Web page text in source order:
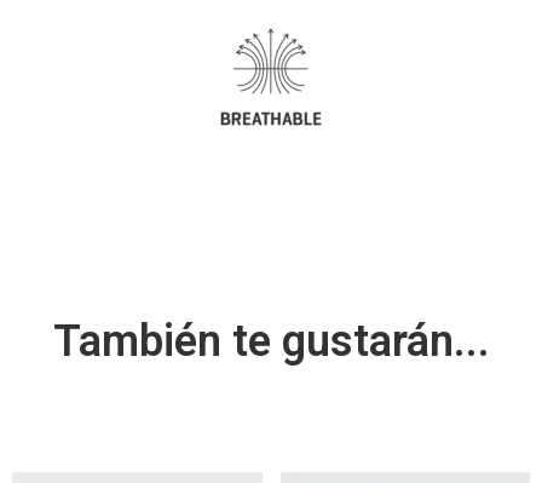
También te gustarán...